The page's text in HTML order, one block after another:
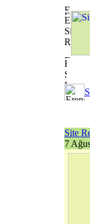
Site
7